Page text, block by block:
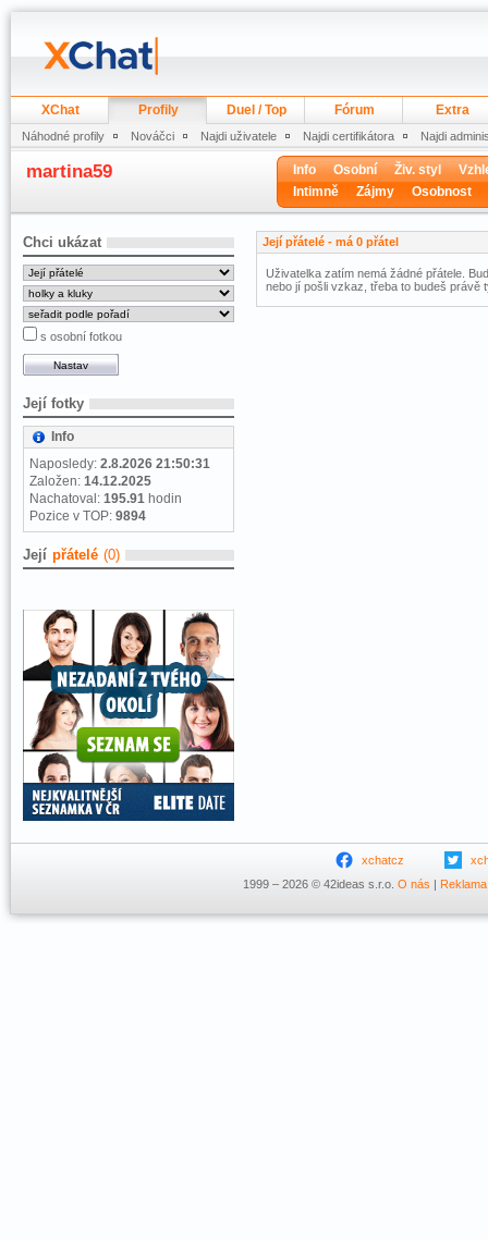
XChat Profily Duel / Top Fórum Extra
Náhodné profily Nováčci Najdi uživatele Najdi certifikátora Najdi
martina59 Info Osobní Živ. styl
Intimně
Zájmy Osobnost
Chci ukázat
s osobní fotkou
Její fotky
Info
Naposledy: 2.8.2026 21:50:31
Založen: 14.12.2025
Nachatoval: 195.91 hodin
Pozice v TOP: 9894
Její přátelé (0)
Její přátelé - má 0 přátel
Uživatelka zatím nemá žádné přátele.
nebo jí pošli vzkaz, třeba to budeš právě
xchatcz
1999 – 2026 © 42ideas s.r.o. O nás | Reklama